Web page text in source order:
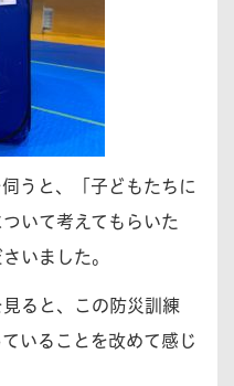
うと、「子どもたちに
いて考えてもらいた
いました。
ると、この防災訓練
いることを改めて感じ